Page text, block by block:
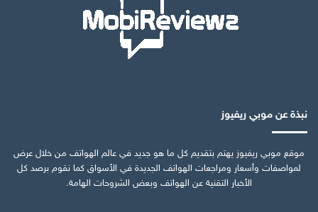
نبذة عن موبي ريفيوز
موقع موبي ريفيوز يهتم بتقديم كل ما هو جديد في عالم الهواتف من خلال عرض
لمواصفات وأسعار ومراجعات الهواتف الجديدة في الأسواق كما نقوم برصد كل
الأخبار التقنية عن الهواتف وبعض الشروحات الهامة.